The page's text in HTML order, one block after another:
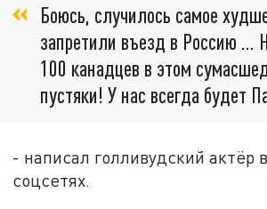
Боюсь, случилось самое
запретили въезд в Россию …
100 канадцев в этом
пустяки! У нас всегда будет
- написал голливудский актёр
соцсетях.